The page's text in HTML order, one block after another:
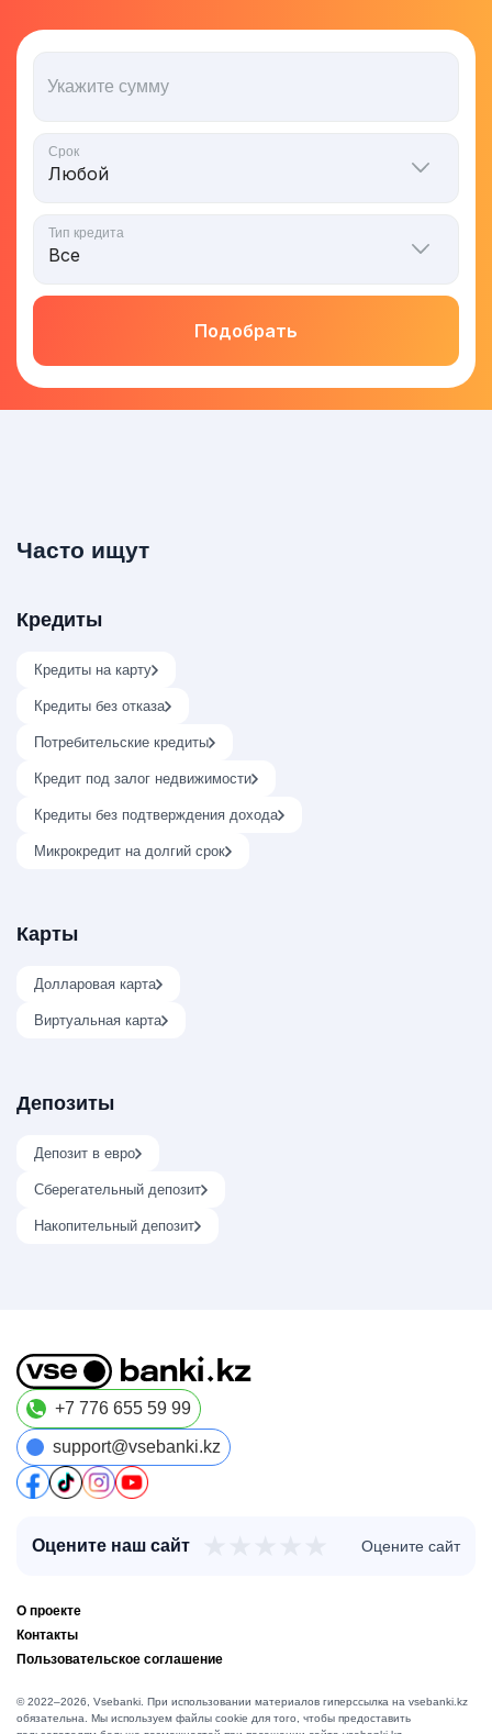
Укажите сумму
Срок
Тип кредита
Подобрать
Часто ищут
Кредиты
Кредиты на карту
Кредиты без отказа
Потребительские кредиты
Кредит под залог недвижимости
Кредиты без подтверждения дохода
Микрокредит на долгий срок
Карты
Долларовая карта
Виртуальная карта
Депозиты
Депозит в евро
Сберегательный депозит
Накопительный депозит
+7 776 655 59 99
support@vsebanki.kz
Оцените наш сайт Оцените сайт
О проекте
Контакты
Пользовательское соглашение
© 2022–2026, Vsebanki. При использовании материалов гиперссылка на vsebanki.kz
обязательна. Мы используем файлы cookie для того, чтобы предоставить